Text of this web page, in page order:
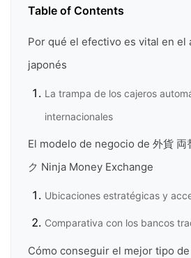
Table of Contents
Por qué el efectivo es vital en el
japonés
La trampa de los cajeros
internacionales
El modelo de negocio de 外貨 両
ク Ninja Money Exchange
Ubicaciones estratégicas y
Comparativa con los bancos
Cómo conseguir el mejor tipo